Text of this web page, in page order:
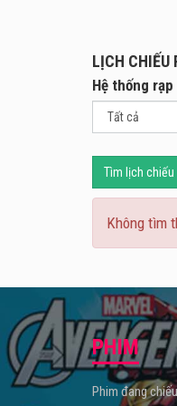
LỊCH CHIẾU
Hệ thống rạp
Tìm lịch chiếu
Không tìm
PHIM
Phim đang chiếu